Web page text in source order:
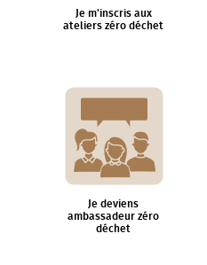
Je m'inscris aux
ateliers zéro déchet
Je deviens
ambassadeur zéro
déchet